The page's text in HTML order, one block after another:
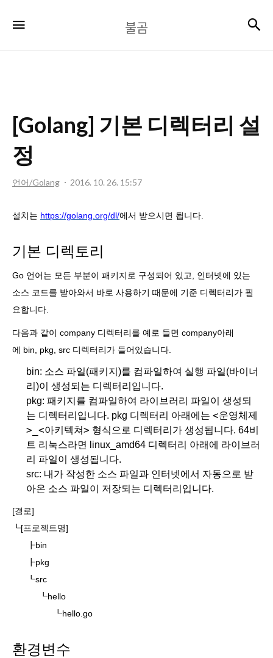
곰
불곰
[Golang] 기본 디렉터리 설
정
언어/Golang 2016. 10. 26. 15:57
설치는 https://golang.org/dl/에서 받으시면 됩니다.
기본 디렉토리
Go 언어는 모든 부분이 패키지로 구성되어 있고, 인터넷에 있는
소스 코드를 받아와서 바로 사용하기 때문에 기준 디렉터리가 필
요합니다.
다음과 같이 company 디렉터리를 예로 들면 company아래
에 bin, pkg, src 디렉터리가 들어있습니다.
bin: 소스 파일(패키지)를 컴파일하여 실행 파일(바이너
리)이 생성되는 디렉터리입니다.
pkg: 패키지를 컴파일하여 라이브러리 파일이 생성되
는 디렉터리입니다. pkg 디렉터리 아래에는 <운영체제
>_<아키텍쳐> 형식으로 디렉터리가 생성됩니다. 64비
트 리눅스라면 linux_amd64 디렉터리 아래에 라이브러
리 파일이 생성됩니다.
src: 내가 작성한 소스 파일과 인터넷에서 자동으로 받
아온 소스 파일이 저장되는 디렉터리입니다.
[경로]
┖[프로젝트명]
┠bin
┠pkg
┖src
┖hello
┖hello.go
환경변수